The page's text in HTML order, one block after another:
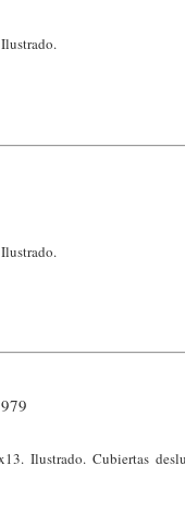
Ilustrado. Cubiertas